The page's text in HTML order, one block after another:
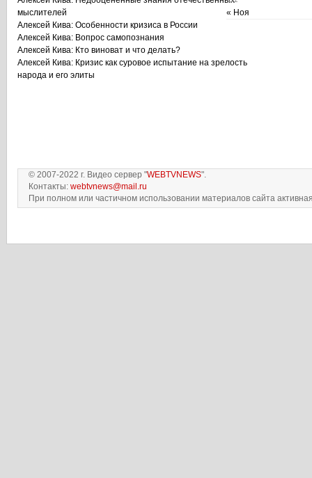
мыслителей
Алексей Кива: Особенности кризиса в России
Алексей Кива: Вопрос самопознания
Алексей Кива: Кто виноват и что делать?
Алексей Кива: Кризис как суровое испытание на зрелость
народа и его элиты
« Ноя
© 2007-2022 г. Видео сервер "WEBTVNEWS".
Контакты: webtvnews@mail.ru
При полном или частичном использовании материалов сайта